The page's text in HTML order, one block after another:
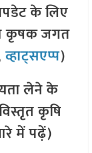
के लिए
कृषक जगत
व्हाट्सएप्प)
लेने के
कृषि
में पढ़ें)